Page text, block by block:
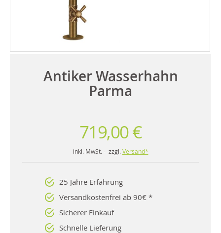
Antiker Wasserhahn
Parma
719,00 €
inkl. MwSt. - zzgl. Versand*
25 Jahre Erfahrung
Versandkostenfrei ab 90€ *
Sicherer Einkauf
Schnelle Lieferung